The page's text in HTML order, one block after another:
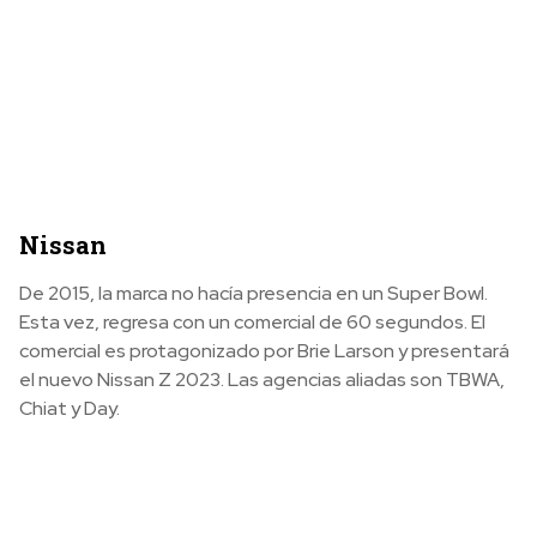
Nissan
De 2015, la marca no hacía presencia en un Super Bowl.
Esta vez, regresa con un comercial de 60 segundos. El
comercial es protagonizado por Brie Larson y presentará
el nuevo Nissan Z 2023. Las agencias aliadas son TBWA,
Chiat y Day.